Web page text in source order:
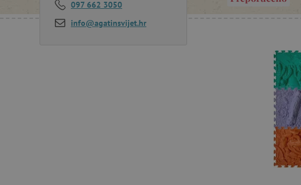
097 662 3050
info@agatinsvijet.hr